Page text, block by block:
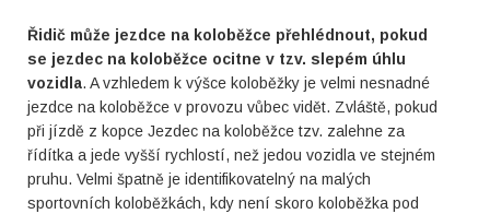
Řidič může jezdce na koloběžce přehlédnout, pokud
se jezdec na koloběžce ocitne v tzv. slepém úhlu
vozidla. A vzhledem k výšce koloběžky je velmi nesnadné
jezdce na koloběžce v provozu vůbec vidět. Zvláště, pokud
při jízdě z kopce Jezdec na koloběžce tzv. zalehne za
řídítka a jede vyšší rychlostí, než jedou vozidla ve stejném
pruhu. Velmi špatně je identifikovatelný na malých
sportovních koloběžkách, kdy není skoro koloběžka pod